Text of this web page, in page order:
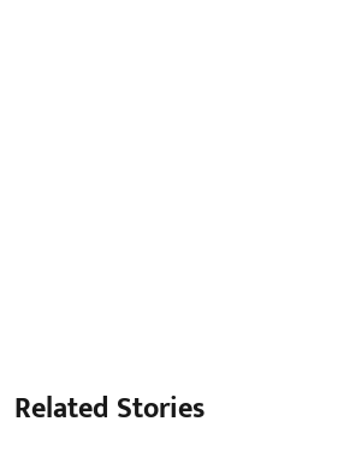
Related Stories